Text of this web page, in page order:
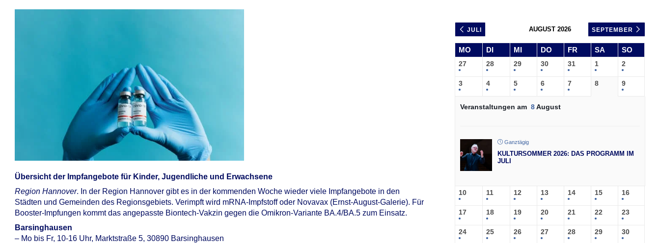
Übersicht der Impfangebote für Kinder, Jugendliche und Erwachsene
Region Hannover. In der Region Hannover gibt es in der kommenden Woche wieder viele Impfangebote in den
Städten und Gemeinden des Regionsgebiets. Verimpft wird mRNA-Impfstoff oder Novavax (Ernst-August-Galerie). Für
Booster-Impfungen kommt das angepasste Biontech-Vakzin gegen die Omikron-Variante BA.4/BA.5 zum Einsatz.
Barsinghausen
– Mo bis Fr, 10-16 Uhr, Marktstraße 5, 30890 Barsinghausen
JULI AUGUST 2026 SEPTEMBER
MO DI MI DO FR SA SO
27 28 29 30 31 1 2
3 4 5 6 7 8 9
Veranstaltungen am 8August
Ganztägig
KULTURSOMMER 2026: DAS PROGRAMM IM
JULI
10 11 12 13 14 15 16
17 18 19 20 21 22 23
24 25 26 27 28 29 30